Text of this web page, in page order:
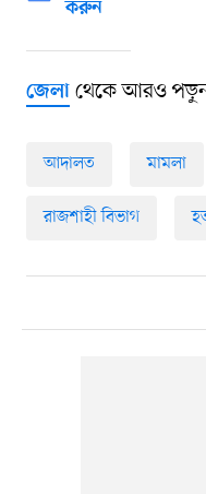
করুন
জেলাথেকে আরও
আদালত মামলা
রাজশাহী বিভাগ